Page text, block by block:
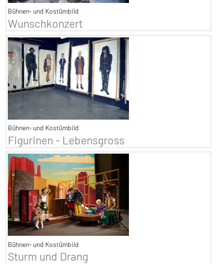
Bühnen- und Kostümbild
Wunschkonzert
Bühnen- und Kostümbild
Figurinen - Lebensgross
Bühnen- und Kostümbild
Sturm und Drang